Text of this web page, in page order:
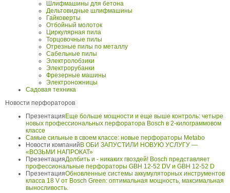
Шлифмашины для бетона
Дельтовидные шлифмашины
Гайковерты
Отбойный молоток
Циркулярная пила
Торцовочные пилы
Отрезные пилы по металлу
Сабельные пилы
Электролобзики
Электрорубанки
Фрезерные машины
Электроножницы
Садовая техника
Новости перфораторов
Презентация Еще больше мощности и еще выше контроль: четыре
новых профессиональных перфоратора Bosch в 2-килограммовом
классе
Самые сильные в своем классе: новые перфораторы Metabo
Новости компаний В ОБИ ЗАПУСТИЛИ НОВУЮ УСЛУГУ —
«ВОЗЬМИ НАПРОКАТ»
ПрезентацияДолбить и - никаких гвоздей! Bosch представляет
профессиональные перфораторы GBH 12-52 DV и GBH 12-52 D
ПрезентацияОбновленные системы аккумуляторных инструментов
класса 18 V от Bosch Green: оптимальная мощность, максимальная
выносливость.